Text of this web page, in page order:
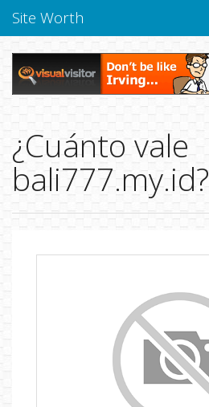
Site Worth
¿Cuánto vale
bali777.my.id?